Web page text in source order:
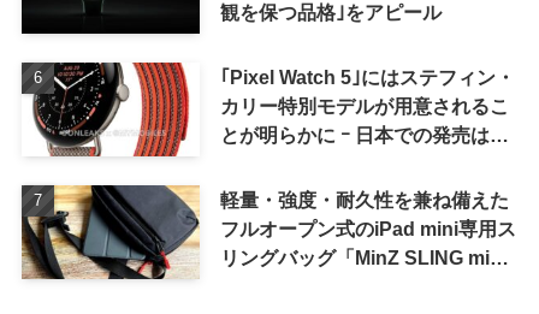
観を保つ品格｣をアピール
｢Pixel Watch 5｣にはステフィン・
カリー特別モデルが用意されるこ
とが明らかに ｰ 日本での発売は期
軽量・強度・耐久性を兼ね備えた
フルオープン式のiPad mini専用ス
リングバッグ「MinZ SLING mini